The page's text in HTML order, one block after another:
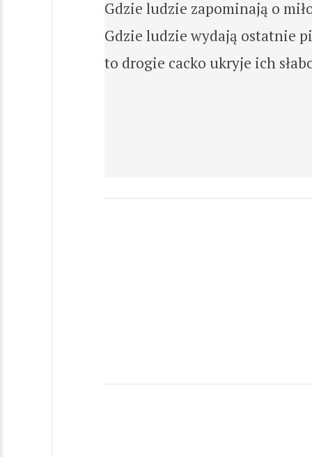
Gdzie ludzie zapominają o
Gdzie ludzie wydają ostatnie
to drogie cacko ukryje ich